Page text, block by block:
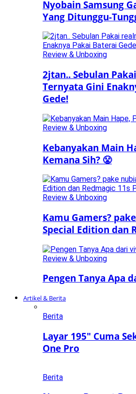
Nyobain Samsung
Yang Ditunggu-
Review & Unboxing
2jtan.. Sebulan
Ternyata Gini
Gede!
Review & Unboxing
Kebanyakan Main
Kemana Sih? 😤
Review & Unboxing
Kamu Gamers?
Special Edition dan
Review & Unboxing
Pengen Tanya Apa
Artikel & Berita
Berita
Layar 195″ Cuma
One Pro
Berita